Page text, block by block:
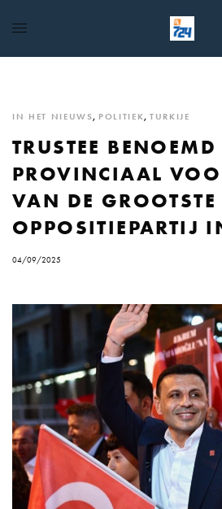
IN HET NIEUWS, POLITIEK, TURKIJE
TRUSTEE BENOEMD
PROVINCIAAL
VAN DE GROOTSTE
OPPOSITIEPARTIJ
04/09/2025